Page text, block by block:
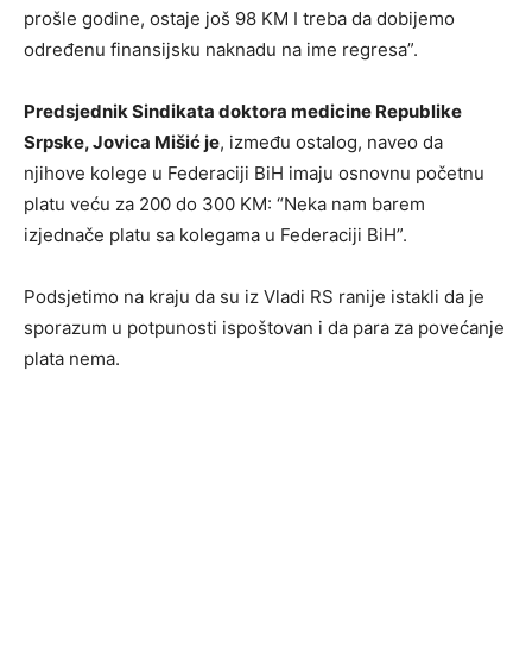
prošle godine, ostaje još 98 KM I treba da dobijemo
određenu finansijsku naknadu na ime regresa”.
Predsjednik Sindikata doktora medicine Republike
Srpske, Jovica Mišić je, između ostalog, naveo da
njihove kolege u Federaciji BiH imaju osnovnu početnu
platu veću za 200 do 300 KM: “Neka nam barem
izjednače platu sa kolegama u Federaciji BiH”.
Podsjetimo na kraju da su iz Vladi RS ranije istakli da je
sporazum u potpunosti ispoštovan i da para za povećanje
plata nema.